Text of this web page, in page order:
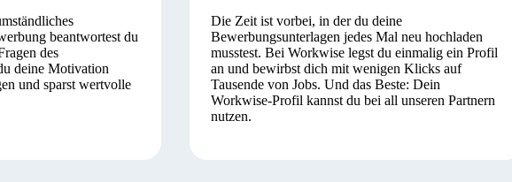
beantwortest du
des
deine Motivation
und sparst wertvolle
Die Zeit ist vorbei, in der du deine
Bewerbungsunterlagen jedes Mal neu hochladen
musstest. Bei Workwise legst du einmalig ein Profil
an und bewirbst dich mit wenigen Klicks auf
Tausende von Jobs. Und das Beste: Dein
Workwise-Profil kannst du bei all unseren Partnern
nutzen.